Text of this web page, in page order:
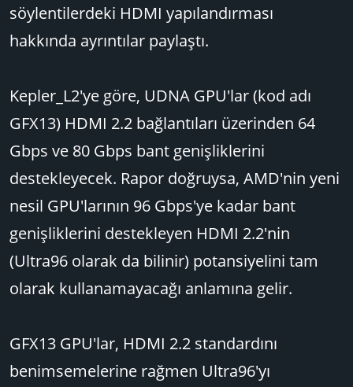
söylentilerdeki HDMI yapılandırması
hakkında ayrıntılar paylaştı.
Kepler_L2'ye göre, UDNA GPU'lar (kod adı
GFX13) HDMI 2.2 bağlantıları üzerinden 64
Gbps ve 80 Gbps bant genişliklerini
destekleyecek. Rapor doğruysa, AMD'nin yeni
nesil GPU'larının 96 Gbps'ye kadar bant
genişliklerini destekleyen HDMI 2.2'nin
(Ultra96 olarak da bilinir) potansiyelini tam
olarak kullanamayacağı anlamına gelir.
GFX13 GPU'lar, HDMI 2.2 standardını
benimsemelerine rağmen Ultra96'yı